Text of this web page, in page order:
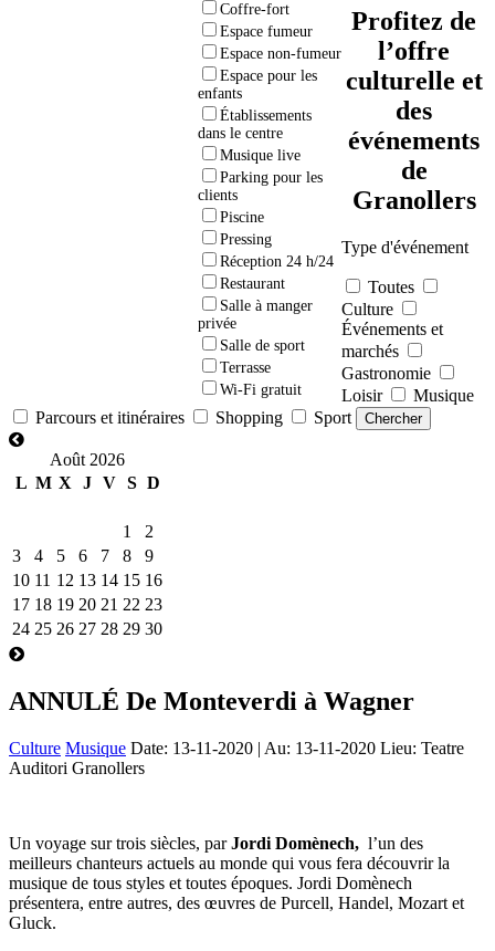
Coffre-fort
Espace fumeur
Espace non-fumeur
Espace pour les
enfants
Établissements
dans le centre
Musique live
Parking pour les
clients
Piscine
Pressing
Réception 24 h/24
Restaurant
Salle à manger
privée
Salle de sport
Terrasse
Wi-Fi gratuit
Profitez de
l’offre
culturelle et
des
événements
de
Granollers
Type d'événement
Toutes
Culture
Événements et
marchés
Gastronomie
Loisir
Musique
Parcours et itinéraires
Shopping Sport
Août 2026
L M X J V S D
1
2
3
4 5 6 7 8
9
10 11 12 13 14 15 16
17 18 19 20 21 22 23
24 25 26 27 28 29 30
ANNULÉ De Monteverdi à Wagner
Culture Musique Date: 13-11-2020 | Au: 13-11-2020 Lieu: Teatre
Auditori Granollers
Un voyage sur trois siècles, parJordi Domènech, l’un des
meilleurs chanteurs actuels au monde qui vous fera découvrir la
musique de tous styles et toutes époques. Jordi Domènech
présentera, entre autres, des œuvres de Purcell, Handel, Mozart et
Gluck.